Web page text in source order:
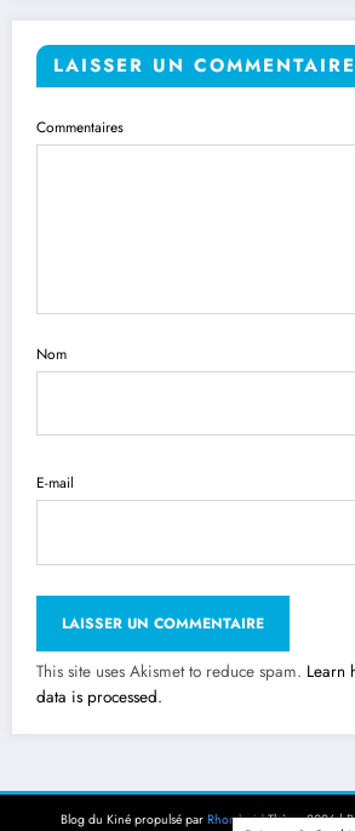
LAISSER UN COMMENTAIRE
Commentaires
Nom
E-mail
This site uses Akismet to reduce spam. Learn
data is processed.
Blog du Kiné propulsé par RhomboidThème 2026 |